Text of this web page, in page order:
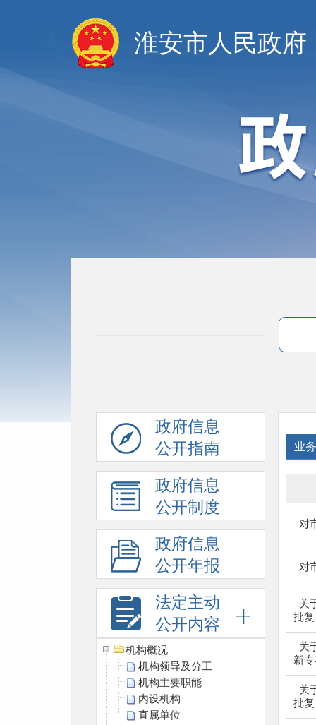
淮安市人民政府
政府信息
公开指南
政府信息
公开制度
政府信息
公开年报
法定主动
公开内容
机构概况
机构领导及分工
机构主要职能
内设机构
直属单位
业
对
对
关
批复
关
新
关
批复